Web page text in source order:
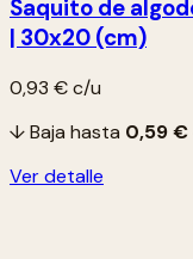
Saquito de
| 30x20 (cm)
0,93 €c/u
↓ Baja hasta 0,59 €
Ver detalle